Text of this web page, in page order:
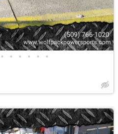
• • • • • •